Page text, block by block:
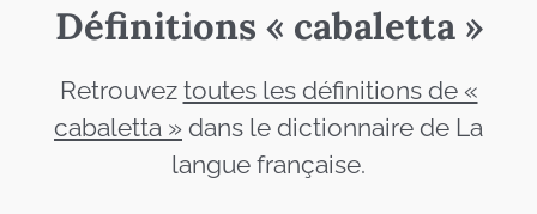
Définitions « cabaletta »
Retrouvez toutes les définitions de «
cabaletta » dans le dictionnaire de La
langue française.